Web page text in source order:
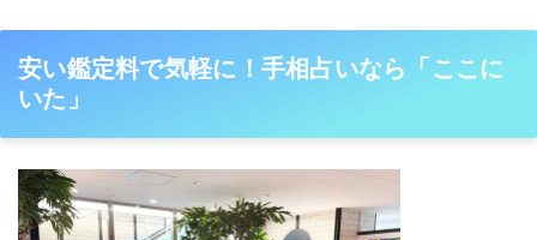
安い鑑定料で気軽に！手相占いなら「ここに
いた」